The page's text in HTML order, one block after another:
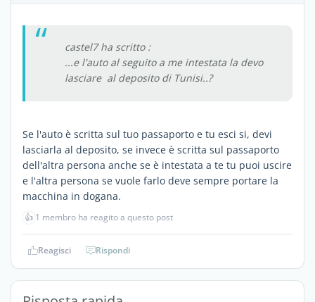
castel7 ha scritto :
...e l'auto al seguito a me intestata la devo
lasciare al deposito di Tunisi..?
Se l'auto è scritta sul tuo passaporto e tu esci si, devi
lasciarla al deposito, se invece è scritta sul passaporto
dell'altra persona anche se è intestata a te tu puoi uscire
e l'altra persona se vuole farlo deve sempre portare la
macchina in dogana.
👍 1 membro ha reagito a questo post
Reagisci Rispondi